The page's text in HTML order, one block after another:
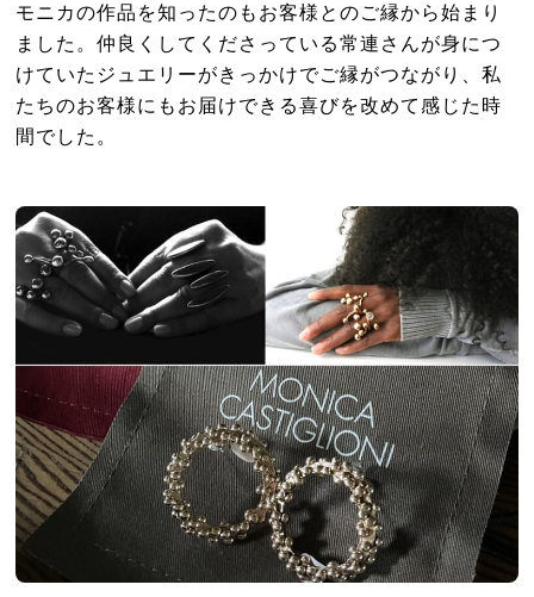
モニカの作品を知ったのもお客様とのご縁から始まり
ました。仲良くしてくださっている常連さんが身につ
けていたジュエリーがきっかけでご縁がつながり、私
たちのお客様にもお届けできる喜びを改めて感じた時
間でした。